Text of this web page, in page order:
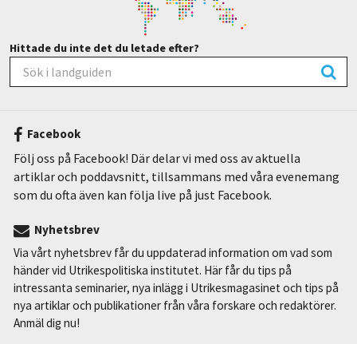
Hittade du inte det du letade efter?
Facebook
Följ oss på Facebook! Där delar vi med oss av aktuella
artiklar och poddavsnitt, tillsammans med våra evenemang
som du ofta även kan följa live på just Facebook.
Nyhetsbrev
Via vårt nyhetsbrev får du uppdaterad information om vad som
händer vid Utrikespolitiska institutet. Här får du tips på
intressanta seminarier, nya inlägg i Utrikesmagasinet och tips på
nya artiklar och publikationer från våra forskare och redaktörer.
Anmäl dig nu!